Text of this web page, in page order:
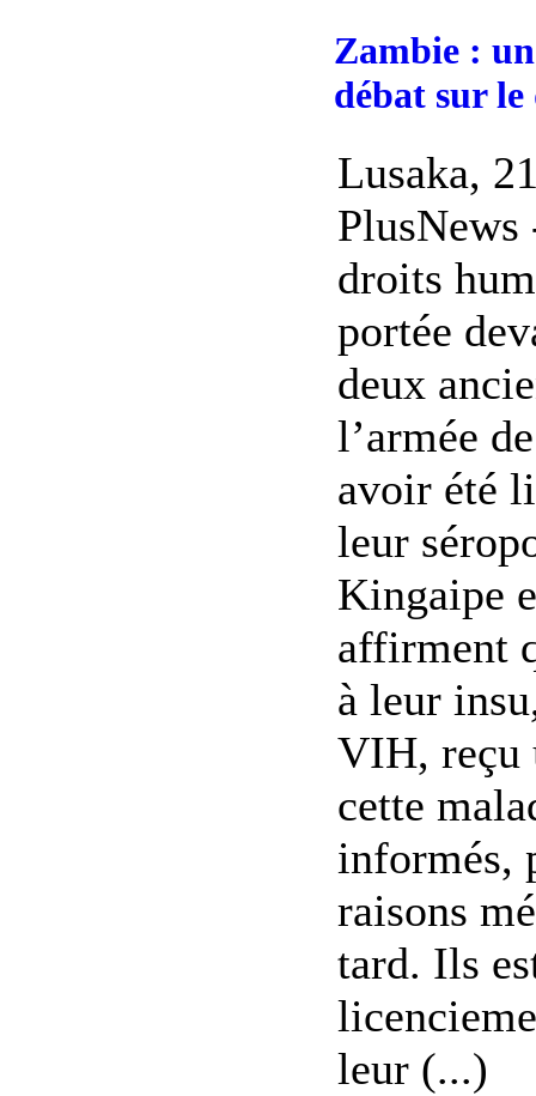
Zambie :
débat sur
Lusaka,
droits
portée
deux
l’armée
avoir été
leur
Kingaipe
affirment
à leur
VIH, reçu
cette
informés,
raisons
tard. Ils
leur (...)